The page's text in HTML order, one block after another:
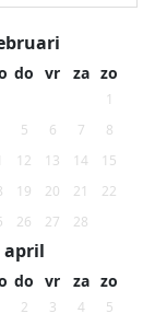
do vr za zo
1
5 6 7
8
12 13 14
15
19 20 21
22
26 27 28
april
do vr za zo
2 3 4
5